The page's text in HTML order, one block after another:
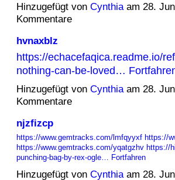
Hinzugefügt von Cynthiaam 28.
Kommentare
hvnaxblz
https://echacefaqica.readme.io/
nothing-can-be-loved…
Hinzugefügt von Cynthiaam 28.
Kommentare
njzfizcp
https://www.gemtracks.com/lmfqyyxf https://
https://www.gemtracks.com/yqatgzhv https://
punching-bag-by-rex-ogle… Fortfahren
Hinzugefügt von Cynthiaam 28.